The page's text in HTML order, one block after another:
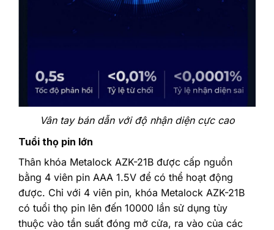
Vân tay bán dẫn với độ nhận diện cực cao
Tuổi thọ pin lớn
Thân khóa Metalock AZK-21B được cấp nguồn
bằng 4 viên pin AAA 1.5V để có thể hoạt động
được. Chỉ với 4 viên pin, khóa Metalock AZK-21B
có tuổi thọ pin lên đến 10000 lần sử dụng tùy
thuộc vào tần suất đóng mở cửa, ra vào của các